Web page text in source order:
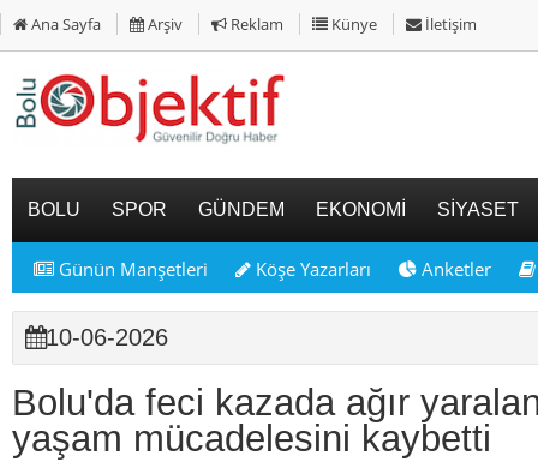
Ana Sayfa Arşiv Reklam Künye İletişim
BOLU SPOR GÜNDEM EKONOMİ SİYASET
Günün Manşetleri Köşe Yazarları Anketler
10-06-2026
Bolu'da feci kazada ağır
yaşam mücadelesini kaybetti